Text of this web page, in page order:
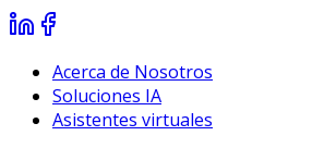
Acerca de Nosotros
Soluciones IA
Asistentes virtuales